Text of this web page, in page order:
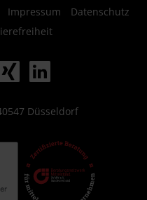
Impressum
Datenschutz
Düsseldorf